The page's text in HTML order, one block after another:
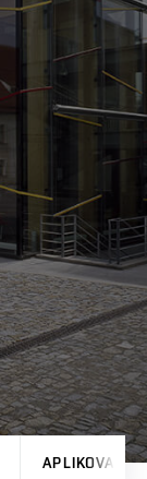
APLIKOVANÉ